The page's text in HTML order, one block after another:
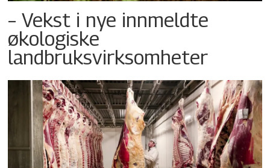
– Vekst i nye innmeldte
økologiske
landbruksvirksomheter